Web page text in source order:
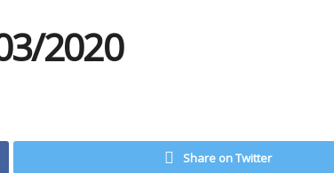
2020
Share on Twitter